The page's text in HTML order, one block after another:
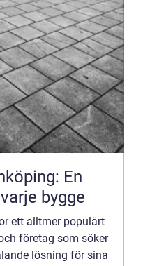
En
bygge
ett alltmer populärt
företag som söker
lösning för sina